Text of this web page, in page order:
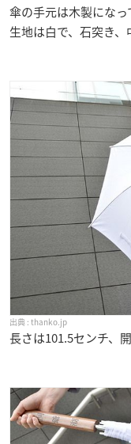
傘の手元は木製になっ
生地は白で、石突き、
thanko.jp
長さは101.5センチ、